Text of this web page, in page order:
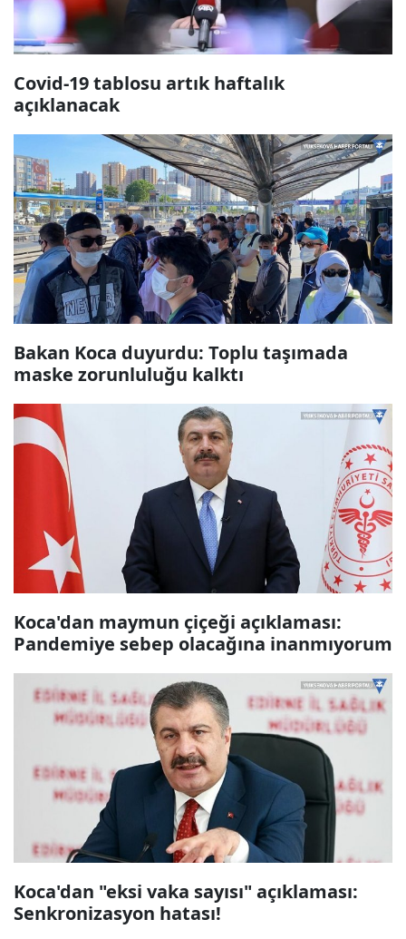
Covid-19 tablosu artık haftalık
açıklanacak
Bakan Koca duyurdu: Toplu taşımada
maske zorunluluğu kalktı
Koca'dan maymun çiçeği açıklaması:
Pandemiye sebep olacağına inanmıyorum
Koca'dan "eksi vaka sayısı" açıklaması:
Senkronizasyon hatası!